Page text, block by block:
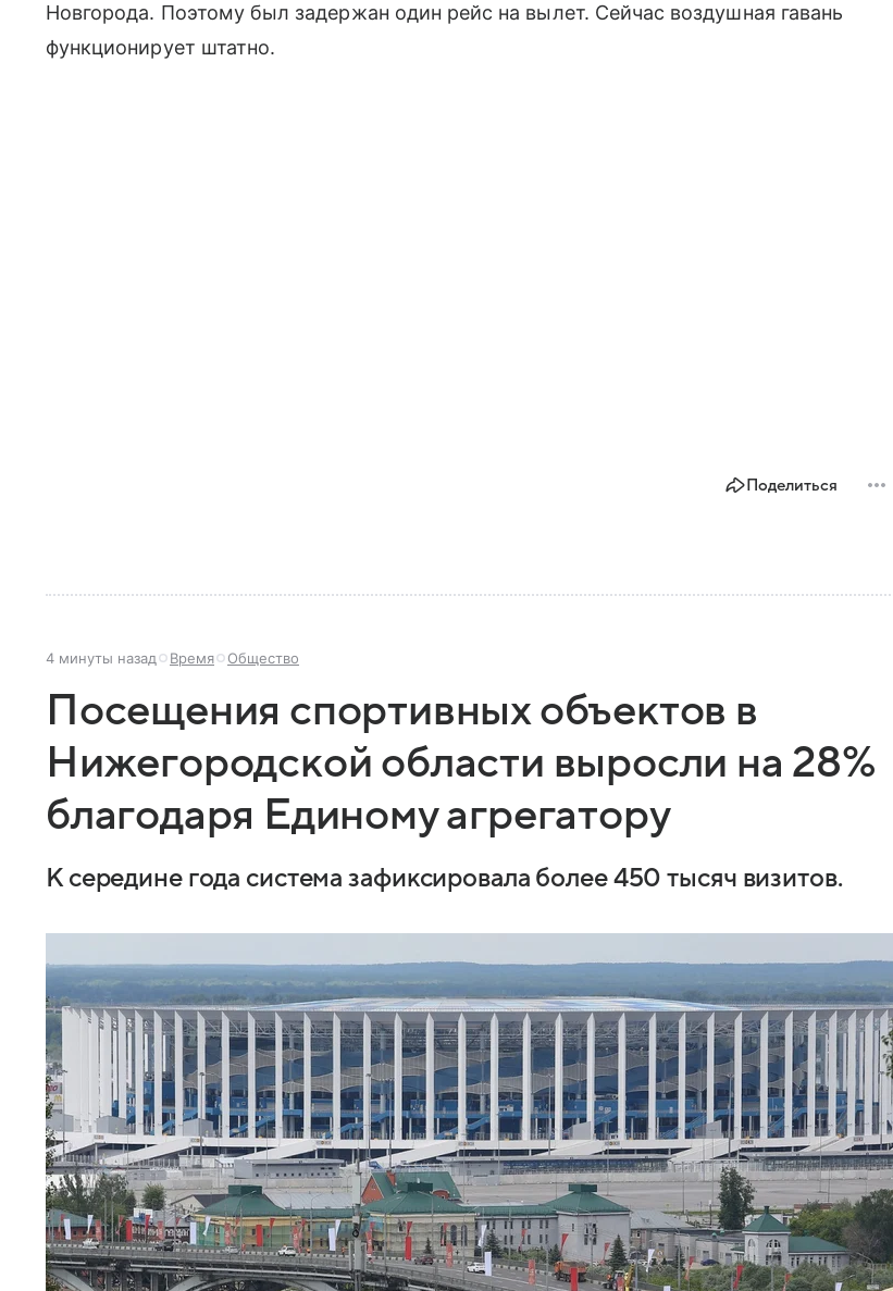
Новгорода. Поэтому был задержан один рейс на вылет. Сейчас воздушная гавань
функционирует штатно.
Поделиться
4 минуты назад Время Общество
Посещения спортивных объектов в
Нижегородской области выросли на 28%
благодаря Единому агрегатору
К середине года система зафиксировала более 450 тысяч визитов.